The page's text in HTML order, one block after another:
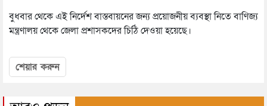
বুধবার থেকে এই নির্দেশ বাস্তবায়নের জন্য প্রয়োজনীয় ব্যবস্থা নিতে বাণিজ্য
মন্ত্রণালয় থেকে জেলা প্রশাসকদের চিঠি দেওয়া হয়েছে।
শেয়ার করুন